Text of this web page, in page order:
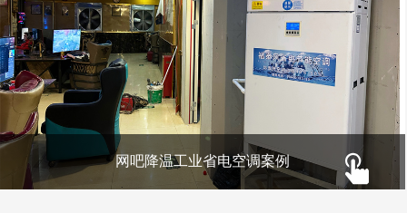
网吧降温工业省电空调案例